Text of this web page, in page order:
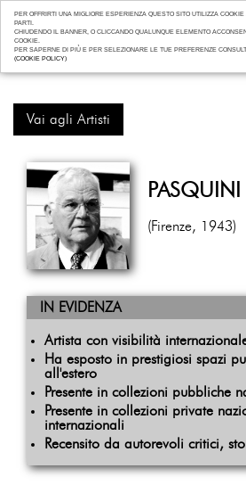
PER OFFRIRTI UNA MIGLIORE ESPERIENZA QUESTO SITO UTILIZZA
PARTI.
CHIUDENDO IL BANNER, O CLICCANDO QUALUNQUE ELEMENTO
COOKIE.
PER SAPERNE DI PIÙ E PER SELEZIONARE LE TUE PREFERENZE
(COOKIE POLICY)
Vai agli Artisti
(Firenze, 1943)
IN EVIDENZA
Artista con visibilità
Ha esposto in prestigiosi spazi
all'estero
Presente in collezioni pubbliche
Presente in collezioni private
internazionali
Recensito da autorevoli critici,